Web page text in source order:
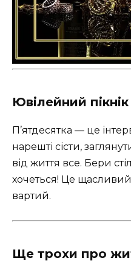
Ювілейний
П’ятдесятка — це
нарешті сісти,
від життя все. Бери
хочеться! Це щасливий
вартий.
Ще трохи про